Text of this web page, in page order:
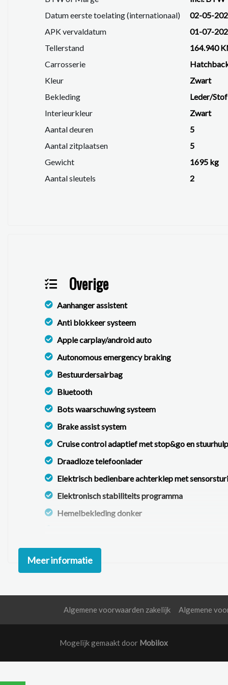
Sportieve en luxe
GT-uitvoering met Black
Comfortabel, stijlvol én efficiënt
Ervaar zelf de luxe, kracht en efficiency van deze
We hebben ons uiterste best gedaan om alle
informatie in de advertentie. Vertrouw niet alleen
Datum eerste toelating (internationaal)
02-05-
APK vervaldatum
01-07-
Tellerstand
164.940
Carrosserie
Kleur
Zwart
Bekleding
Leder/Stof
Interieurkleur
Zwart
Aantal deuren
5
Aantal zitplaatsen
5
Gewicht
1695 kg
Aantal sleutels
2
Overige
Aanhanger assistent
Anti blokkeer systeem
Apple carplay/android auto
Autonomous emergency braking
Bestuurdersairbag
Bluetooth
Bots waarschuwing systeem
Brake assist system
Cruise control adaptief met stop&go en stuurhulp
Draadloze telefoonlader
Elektrisch bedienbare achterklep met
Elektronisch stabiliteits programma
Hemelbekleding donker
Multimedia scherm middel
Oplaadmogelijkheid
Volledig digitaal instrumentenpaneel
Meer informatie
Algemene voorwaarden zakelijk Algemene
Mogelijk gemaakt door Mobilox